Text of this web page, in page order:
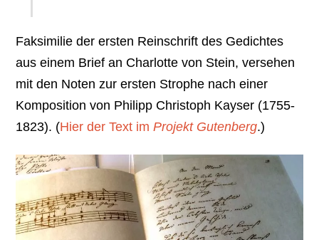
Faksimilie der ersten Reinschrift des Gedichtes
aus einem Brief an Charlotte von Stein, versehen
mit den Noten zur ersten Strophe nach einer
Komposition von Philipp Christoph Kayser (1755-
1823). (Hier der Text imProjekt Gutenberg.)